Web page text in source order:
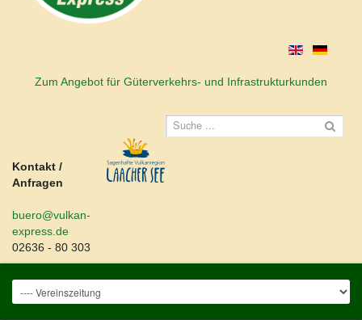
Zum Angebot für Güterverkehrs- und Infrastrukturkunden
Kontakt /
Anfragen
buero@vulkan-
express.de
02636 - 80 303